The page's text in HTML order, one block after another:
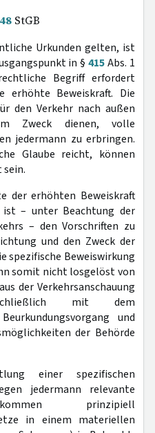
StGB
Urkunden gelten, ist
in §415Abs. 1
Begriff erfordert
erhöhte Beweiskraft. Die
den Verkehr nach außen
Zweck dienen, volle
jedermann zu erbringen.
Glaube reicht, können
der erhöhten Beweiskraft
– unter Beachtung der
– den Vorschriften zu
und den Zweck der
spezifische Beweiswirkung
somit nicht losgelöst von
der Verkehrsanschauung
mit dem
und
der Behörde
einer spezifischen
jedermann relevante
prinzipiell
in einem materiellen